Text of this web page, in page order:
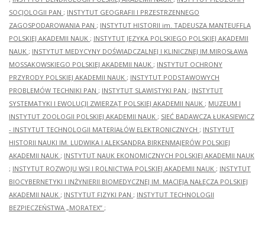
SOCJOLOGII PAN ; INSTYTUT GEOGRAFII I PRZESTRZENNEGO
ZAGOSPODAROWANIA PAN ; INSTYTUT HISTORII im. TADEUSZA MANTEUFFLA
POLSKIEJ AKADEMII NAUK ; INSTYTUT JĘZYKA POLSKIEGO POLSKIEJ AKADEMII
NAUK ; INSTYTUT MEDYCYNY DOŚWIADCZALNEJ I KLINICZNEJ IM.MIROSŁAWA
MOSSAKOWSKIEGO POLSKIEJ AKADEMII NAUK ; INSTYTUT OCHRONY
PRZYRODY POLSKIEJ AKADEMII NAUK ; INSTYTUT PODSTAWOWYCH
PROBLEMÓW TECHNIKI PAN ; INSTYTUT SLAWISTYKI PAN ; INSTYTUT
SYSTEMATYKI I EWOLUCJI ZWIERZĄT POLSKIEJ AKADEMII NAUK ; MUZEUM I
INSTYTUT ZOOLOGII POLSKIEJ AKADEMII NAUK ; SIEĆ BADAWCZA ŁUKASIEWICZ
- INSTYTUT TECHNOLOGII MATERIAŁÓW ELEKTRONICZNYCH ; INSTYTUT
HISTORII NAUKI IM. LUDWIKA I ALEKSANDRA BIRKENMAJERÓW POLSKIEJ
AKADEMII NAUK ; INSTYTUT NAUK EKONOMICZNYCH POLSKIEJ AKADEMII NAUK
; INSTYTUT ROZWOJU WSI I ROLNICTWA POLSKIEJ AKADEMII NAUK ; INSTYTUT
BIOCYBERNETYKI I INŻYNIERII BIOMEDYCZNEJ IM. MACIEJA NAŁĘCZA POLSKIEJ
AKADEMII NAUK ; INSTYTUT FIZYKI PAN ; INSTYTUT TECHNOLOGII
BEZPIECZEŃSTWA „MORATEX” ;